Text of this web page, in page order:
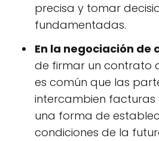
precisa y tomar
fundamentadas.
En la negociación de
de firmar un contrato
es común que las
intercambien
una forma de
condiciones de la